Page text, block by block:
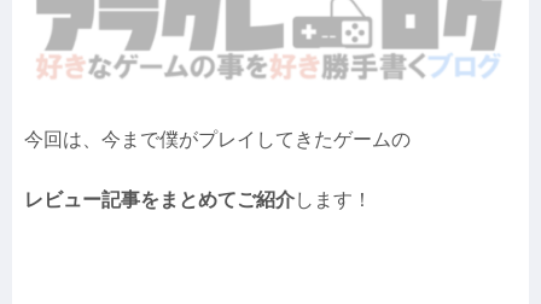
今回は、今まで僕がプレイしてきたゲームの
レビュー記事をまとめてご紹介します！